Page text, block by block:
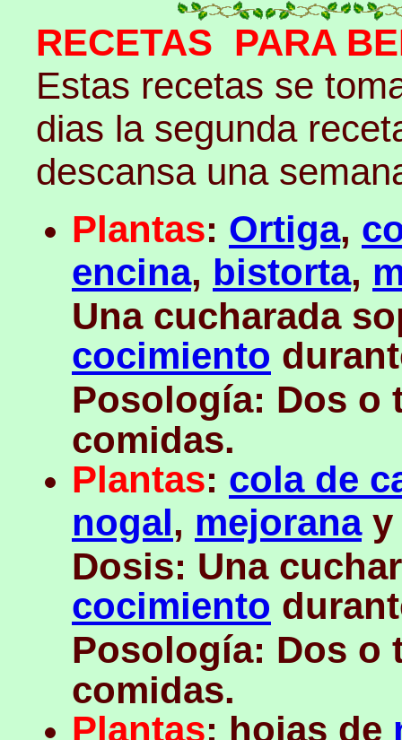
RECETAS PARA
Estas recetas se
dias la segunda
descansa una
Plantas: Ortiga,
encina, bistorta,
Una cucharada
cocimiento
Posología: Dos o
comidas.
Plantas: cola de
nogal, mejoranay
Dosis: Una
cocimiento
Posología: Dos o
comidas.
Plantas: hojas de